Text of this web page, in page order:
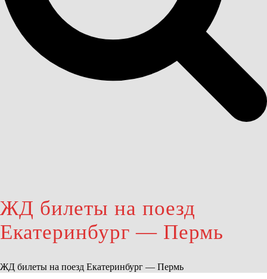
ЖД билеты на поезд
Екатеринбург — Пермь
ЖД билеты на поезд Екатеринбург — Пермь